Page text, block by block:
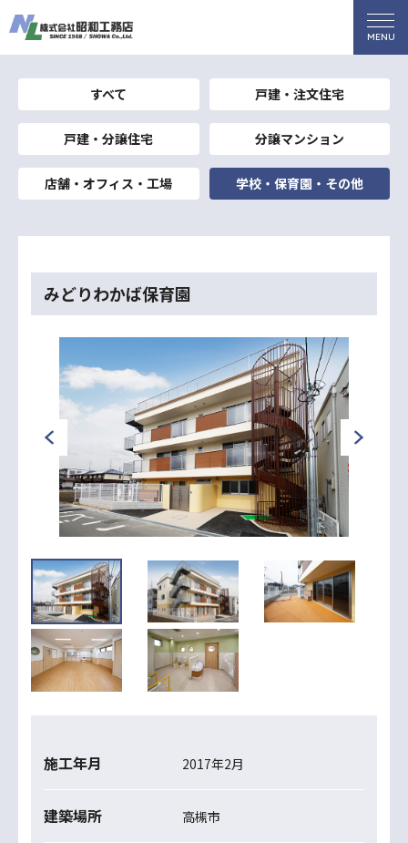
すべて 戸建・注文住宅
戸建・分譲住宅 分譲マンション
店舗・オフィス・工場 学校・保育園・その他
みどりわかば保育園
施工年月 2017年2月
建築場所 高槻市